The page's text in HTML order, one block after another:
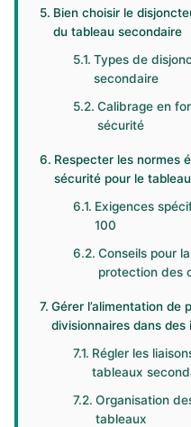
Bien choisir le
du tableau secondaire
Types de
secondaire
Calibrage en
sécurité
Respecter les normes
sécurité pour le
Exigences
100
Conseils pour
protection des
Gérer l’alimentation de
divisionnaires dans
Régler les
tableaux
Organisation
tableaux